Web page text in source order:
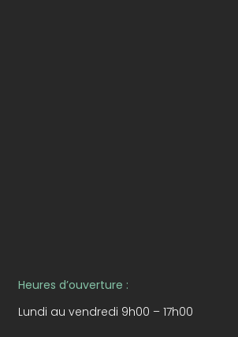
Heures d’ouverture :
Lundi au vendredi 9h00 – 17h00